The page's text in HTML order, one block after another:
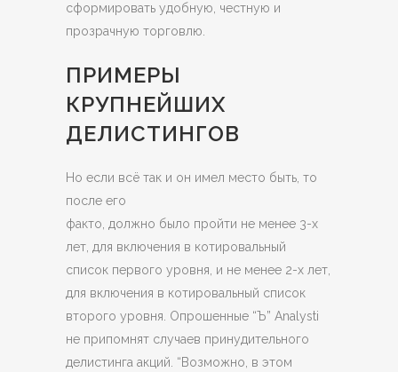
сформировать удобную, честную и
прозрачную торговлю.
ПРИМЕРЫ
КРУПНЕЙШИХ
ДЕЛИСТИНГОВ
Но если всё так и он имел место быть, то
после его
факто, должно было пройти не менее 3-х
лет, для включения в котировальный
список первого уровня, и не менее 2-х лет,
для включения в котировальный список
второго уровня. Опрошенные “Ъ” Analysti
не припомнят случаев принудительного
делистинга акций. “Возможно, в этом